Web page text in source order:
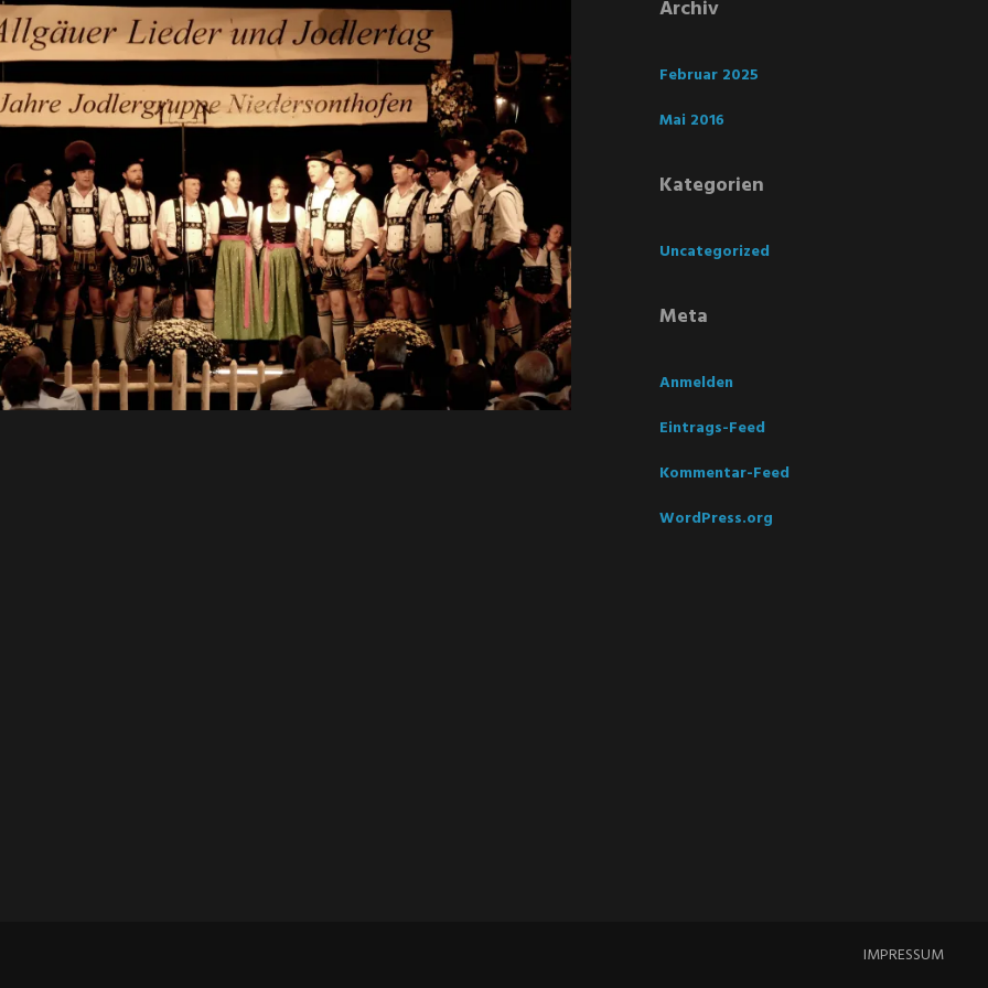
Archiv
Februar 2025
Mai 2016
Kategorien
Uncategorized
Meta
Anmelden
Eintrags-Feed
Kommentar-Feed
WordPress.org
IMPRESSUM